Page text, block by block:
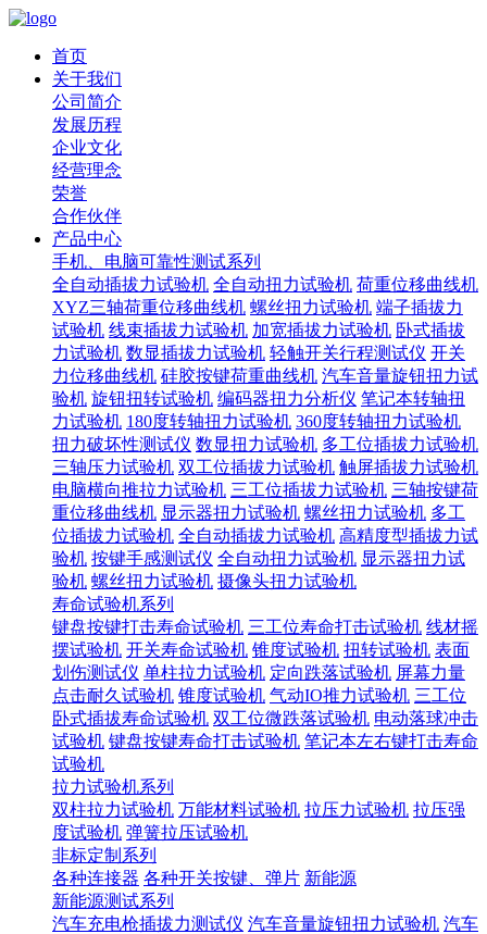
首页
关于我们
公司简介
发展历程
企业文化
经营理念
荣誉
合作伙伴
产品中心
手机、电脑可靠性测试系列
全自动插拔力试验机 全自动扭力试验机 荷重位移曲线机
XYZ三轴荷重位移曲线机 螺丝扭力试验机 端子插拔力
试验机 线束插拔力试验机 加宽插拔力试验机 卧式插拔
力试验机 数显插拔力试验机 轻触开关行程测试仪 开关
力位移曲线机 硅胶按键荷重曲线机 汽车音量旋钮扭力试
验机 旋钮扭转试验机 编码器扭力分析仪 笔记本转轴扭
力试验机 180度转轴扭力试验机 360度转轴扭力试验机
扭力破坏性测试仪 数显扭力试验机 多工位插拔力试验机
三轴压力试验机 双工位插拔力试验机 触屏插拔力试验机
电脑横向推拉力试验机 三工位插拔力试验机 三轴按键荷
重位移曲线机 显示器扭力试验机 螺丝扭力试验机 多工
位插拔力试验机 全自动插拔力试验机 高精度型插拔力试
验机 按键手感测试仪 全自动扭力试验机 显示器扭力试
验机 螺丝扭力试验机 摄像头扭力试验机
寿命试验机系列
键盘按键打击寿命试验机 三工位寿命打击试验机 线材摇
摆试验机 开关寿命试验机 锥度试验机 扭转试验机 表面
划伤测试仪 单柱拉力试验机 定向跌落试验机 屏幕力量
点击耐久试验机 锥度试验机 气动IO推力试验机 三工位
卧式插拔寿命试验机 双工位微跌落试验机 电动落球冲击
试验机 键盘按键寿命打击试验机 笔记本左右键打击寿命
试验机
拉力试验机系列
双柱拉力试验机 万能材料试验机 拉压力试验机 拉压强
度试验机 弹簧拉压试验机
非标定制系列
各种连接器 各种开关按键、弹片 新能源
新能源测试系列
汽车充电枪插拔力测试仪 汽车音量旋钮扭力试验机 汽车